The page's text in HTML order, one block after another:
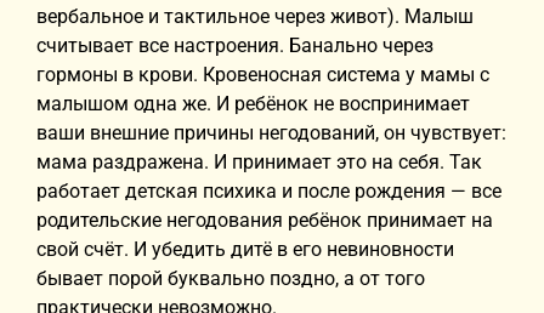
вербальное и тактильное через живот). Малыш
считывает все настроения. Банально через
гормоны в крови. Кровеносная система у мамы с
малышом одна же. И ребёнок не воспринимает
ваши внешние причины негодований, он чувствует:
мама раздражена. И принимает это на себя. Так
работает детская психика и после рождения — все
родительские негодования ребёнок принимает на
свой счёт. И убедить дитё в его невиновности
бывает порой буквально поздно, а от того
практически невозможно.